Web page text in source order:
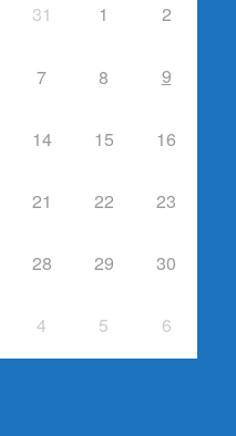
31 1 2
7 8 9
14 15 16
21 22 23
28 29 30
4 5 6